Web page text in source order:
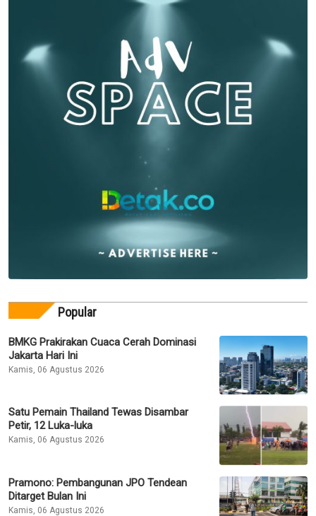
Popular
BMKG Prakirakan Cuaca Cerah Dominasi
Jakarta Hari Ini
Kamis, 06 Agustus 2026
Satu Pemain Thailand Tewas Disambar
Petir, 12 Luka-luka
Kamis, 06 Agustus 2026
Pramono: Pembangunan JPO Tendean
Ditarget Bulan Ini
Kamis, 06 Agustus 2026